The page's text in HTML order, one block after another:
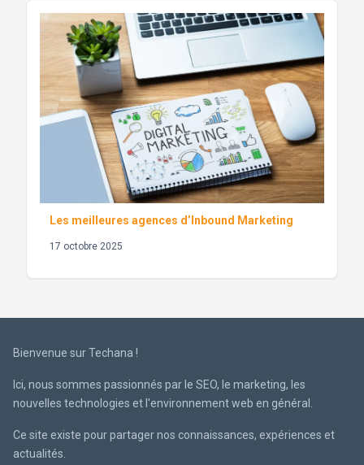
Les meilleures agences d’Inbound Marketing
17 octobre 2025
Bienvenue sur Techana !
Ici, nous sommes passionnés par le SEO, le marketing, les
nouvelles technologies et l'environnement web en général.
Ce site existe pour partager nos connaissances, expériences et
actualités.